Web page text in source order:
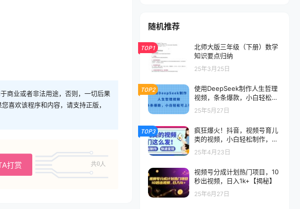
商业或者非法用途，否则，一切后果
喜欢该程序和内容，请支持正版，
打赏 共0人
随机推荐
TOP1
北师大版三年级（下册）数学
知识要点归纳
25年3月25日
TOP2
使用DeepSeek制作人生哲理
视频，条条爆款，小白轻松可
上手
25年5月27日
TOP3
疯狂爆火！抖音，视频号育儿
类的视频，小白轻松制作，快
速拿到结果
25年4月23日
视频号分成计划热门项目，10
秒出视频，日入1k+【揭秘】
25年6月27日